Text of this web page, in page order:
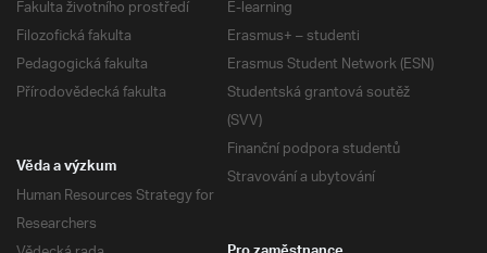
Fakulta životního prostředí
Filozofická fakulta
Pedagogická fakulta
Přírodovědecká fakulta
E-learning
Erasmus+ – studenti
Erasmus Student Network (ESN)
Studentská grantová soutěž
(SVV)
Finanční podpora studentů
Stravování a ubytování
Věda a výzkum
Human Resources Strategy for
Researchers